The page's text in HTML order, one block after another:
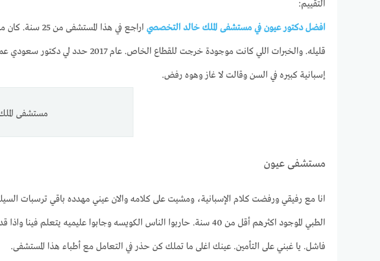
التقييم:
افضل دكتور عيون في مستشفى الملك خالد التخصصي
قليله. والخبرات اللي كانت موجودة
إسبانية كبيره في السن وقالت لا غاز وهوه رفض.
مستشفى
مستشفى عيون
انا مع رفيقي ورفضت كلام الإسبانية، ومشيت على كلامه والان عيني مهدده باقي ترسبات
الطبي الموجود اكثرهم أقل من 40 سنة. حاربوا الناس الكويسه وجابوا
فاشل. يا غبني على التأمين. عينك اغلى ما تملك كن حذر في التعامل مع أطباء هذا المستشفى.